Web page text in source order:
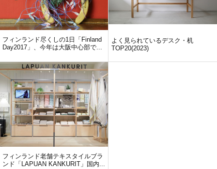
フィンランド尽くしの1日「Finland
Day2017」、今年は大阪中心部で...
フィンランド老舗テキスタイルブラ
ンド「LAPUAN KANKURIT」国内...
よく見られているデスク・机
TOP20(2023)